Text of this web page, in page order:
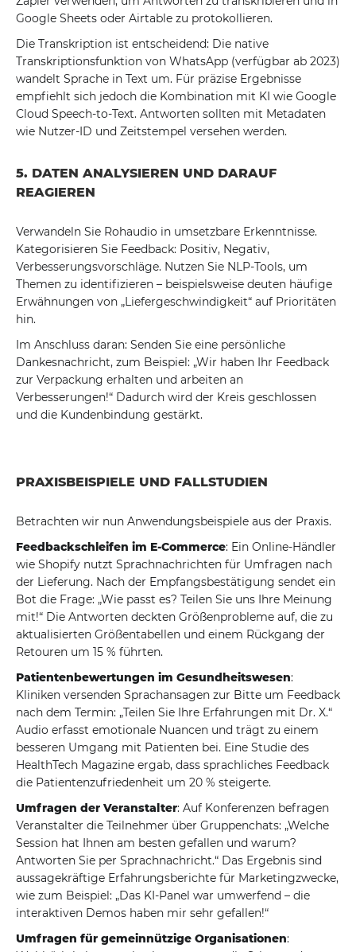
Google Sheets oder Airtable zu protokollieren.
Die Transkription ist entscheidend: Die native
Transkriptionsfunktion von WhatsApp (verfügbar ab 2023)
wandelt Sprache in Text um. Für präzise Ergebnisse
empfiehlt sich jedoch die Kombination mit KI wie Google
Cloud Speech-to-Text. Antworten sollten mit Metadaten
wie Nutzer-ID und Zeitstempel versehen werden.
5. DATEN ANALYSIEREN UND DARAUF
REAGIEREN
Verwandeln Sie Rohaudio in umsetzbare Erkenntnisse.
Kategorisieren Sie Feedback: Positiv, Negativ,
Verbesserungsvorschläge. Nutzen Sie NLP-Tools, um
Themen zu identifizieren – beispielsweise deuten häufige
Erwähnungen von „Liefergeschwindigkeit“ auf Prioritäten
hin.
Im Anschluss daran: Senden Sie eine persönliche
Dankesnachricht, zum Beispiel: „Wir haben Ihr Feedback
zur Verpackung erhalten und arbeiten an
Verbesserungen!“ Dadurch wird der Kreis geschlossen
und die Kundenbindung gestärkt.
PRAXISBEISPIELE UND FALLSTUDIEN
Betrachten wir nun Anwendungsbeispiele aus der Praxis.
Feedbackschleifen im E-Commerce: Ein Online-Händler
wie Shopify nutzt Sprachnachrichten für Umfragen nach
der Lieferung. Nach der Empfangsbestätigung sendet ein
Bot die Frage: „Wie passt es? Teilen Sie uns Ihre Meinung
mit!“ Die Antworten deckten Größenprobleme auf, die zu
aktualisierten Größentabellen und einem Rückgang der
Retouren um 15 % führten.
Patientenbewertungen im Gesundheitswesen:
Kliniken versenden Sprachansagen zur Bitte um Feedback
nach dem Termin: „Teilen Sie Ihre Erfahrungen mit Dr. X.“
Audio erfasst emotionale Nuancen und trägt zu einem
besseren Umgang mit Patienten bei. Eine Studie des
HealthTech Magazine ergab, dass sprachliches Feedback
die Patientenzufriedenheit um 20 % steigerte.
Umfragen der Veranstalter: Auf Konferenzen befragen
Veranstalter die Teilnehmer über Gruppenchats: „Welche
Session hat Ihnen am besten gefallen und warum?
Antworten Sie per Sprachnachricht.“ Das Ergebnis sind
aussagekräftige Erfahrungsberichte für Marketingzwecke,
wie zum Beispiel: „Das KI-Panel war umwerfend – die
interaktiven Demos haben mir sehr gefallen!“
Umfragen für gemeinnützige Organisationen: